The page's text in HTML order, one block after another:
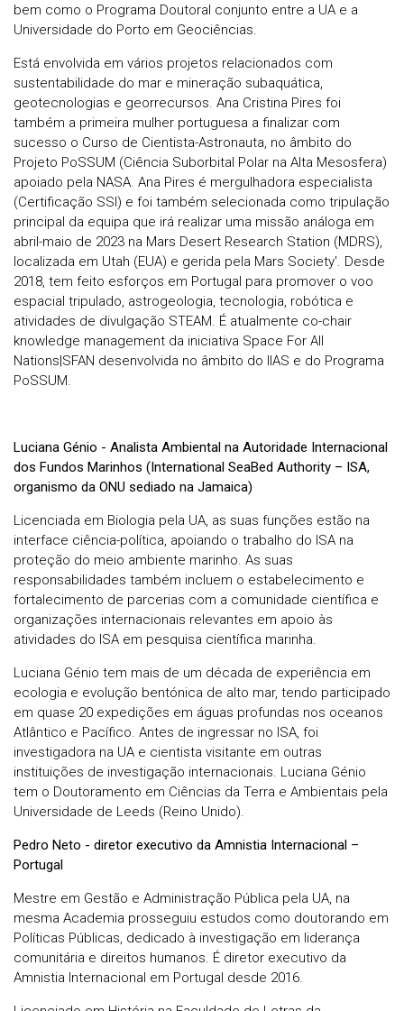
bem como o Programa Doutoral conjunto entre a UA e a
Universidade do Porto em Geociências.
Está envolvida em vários projetos relacionados com
sustentabilidade do mar e mineração subaquática,
geotecnologias e georrecursos. Ana Cristina Pires foi
também a primeira mulher portuguesa a finalizar com
sucesso o Curso de Cientista-Astronauta, no âmbito do
Projeto PoSSUM (Ciência Suborbital Polar na Alta Mesosfera)
apoiado pela NASA. Ana Pires é mergulhadora especialista
(Certificação SSI) e foi também selecionada como tripulação
principal da equipa que irá realizar uma missão análoga em
abril-maio de 2023 na Mars Desert Research Station (MDRS),
localizada em Utah (EUA) e gerida pela Mars Society'. Desde
2018, tem feito esforços em Portugal para promover o voo
espacial tripulado, astrogeologia, tecnologia, robótica e
atividades de divulgação STEAM. É atualmente co-chair
knowledge management da iniciativa Space For All
Nations|SFAN desenvolvida no âmbito do IIAS e do Programa
PoSSUM.
Luciana Génio - Analista Ambiental na Autoridade Internacional
dos Fundos Marinhos (International SeaBed Authority – ISA,
organismo da ONU sediado na Jamaica)
Licenciada em Biologia pela UA, as suas funções estão na
interface ciência-política, apoiando o trabalho do ISA na
proteção do meio ambiente marinho. As suas
responsabilidades também incluem o estabelecimento e
fortalecimento de parcerias com a comunidade científica e
organizações internacionais relevantes em apoio às
atividades do ISA em pesquisa científica marinha.
Luciana Génio tem mais de um década de experiência em
ecologia e evolução bentónica de alto mar, tendo participado
em quase 20 expedições em águas profundas nos oceanos
Atlântico e Pacífico. Antes de ingressar no ISA, foi
investigadora na UA e cientista visitante em outras
instituições de investigação internacionais. Luciana Génio
tem o Doutoramento em Ciências da Terra e Ambientais pela
Universidade de Leeds (Reino Unido).
Pedro Neto - diretor executivo da Amnistia Internacional –
Portugal
Mestre em Gestão e Administração Pública pela UA, na
mesma Academia prosseguiu estudos como doutorando em
Políticas Públicas, dedicado à investigação em liderança
comunitária e direitos humanos. É diretor executivo da
Amnistia Internacional em Portugal desde 2016.